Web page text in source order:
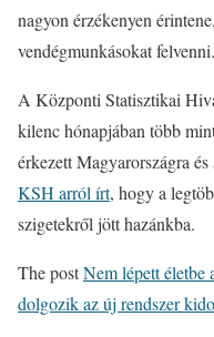
nagyon érzékenyen
vendégmunkásokat felvenni.
A Központi Statisztikai
kilenc hónapjában több
érkezett Magyarországra
KSH arról írt, hogy a
szigetekről jött hazánkba.
The postNem lépett életbe
dolgozik az új rendszer